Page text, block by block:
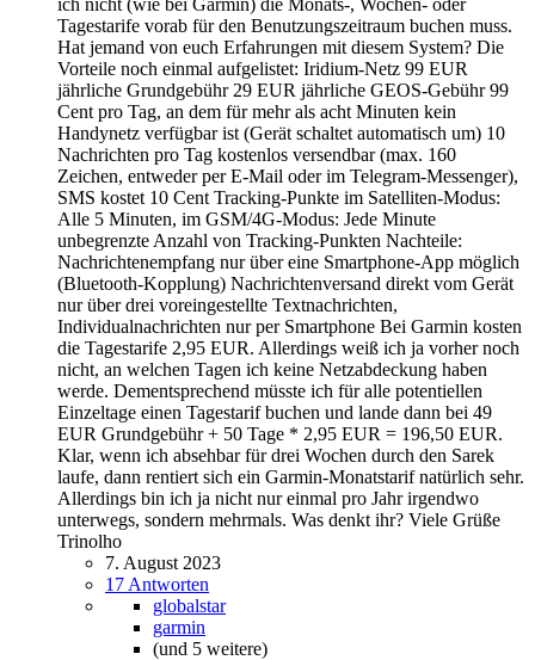
Tagestarife vorab für den Benutzungszeitraum buchen muss.
Hat jemand von euch Erfahrungen mit diesem System? Die
Vorteile noch einmal aufgelistet: Iridium-Netz 99 EUR
jährliche Grundgebühr 29 EUR jährliche GEOS-Gebühr 99
Cent pro Tag, an dem für mehr als acht Minuten kein
Handynetz verfügbar ist (Gerät schaltet automatisch um) 10
Nachrichten pro Tag kostenlos versendbar (max. 160
Zeichen, entweder per E-Mail oder im Telegram-Messenger),
SMS kostet 10 Cent Tracking-Punkte im Satelliten-Modus:
Alle 5 Minuten, im GSM/4G-Modus: Jede Minute
unbegrenzte Anzahl von Tracking-Punkten Nachteile:
Nachrichtenempfang nur über eine Smartphone-App möglich
(Bluetooth-Kopplung) Nachrichtenversand direkt vom Gerät
nur über drei voreingestellte Textnachrichten,
Individualnachrichten nur per Smartphone Bei Garmin kosten
die Tagestarife 2,95 EUR. Allerdings weiß ich ja vorher noch
nicht, an welchen Tagen ich keine Netzabdeckung haben
werde. Dementsprechend müsste ich für alle potentiellen
Einzeltage einen Tagestarif buchen und lande dann bei 49
EUR Grundgebühr + 50 Tage * 2,95 EUR = 196,50 EUR.
Klar, wenn ich absehbar für drei Wochen durch den Sarek
laufe, dann rentiert sich ein Garmin-Monatstarif natürlich sehr.
Allerdings bin ich ja nicht nur einmal pro Jahr irgendwo
unterwegs, sondern mehrmals. Was denkt ihr? Viele Grüße
Trinolho
7. August 2023
17 Antworten
globalstar
garmin
(und 5 weitere)